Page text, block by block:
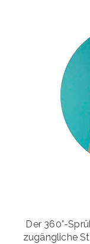
Der 360°-
zugängliche